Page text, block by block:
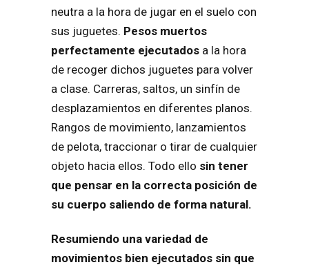
neutra a la hora de jugar en el suelo con
sus juguetes. Pesos muertos
perfectamente ejecutados a la hora
de recoger dichos juguetes para volver
a clase. Carreras, saltos, un sinfín de
desplazamientos en diferentes planos.
Rangos de movimiento, lanzamientos
de pelota, traccionar o tirar de cualquier
objeto hacia ellos. Todo ello sin tener
que pensar en la correcta posición de
su cuerpo saliendo de forma natural.
Resumiendo una variedad de
movimientos bien ejecutados sin que